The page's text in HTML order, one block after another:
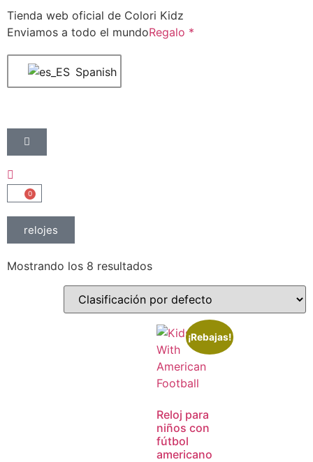
Tienda web oficial de Colori Kidz
Enviamos a todo el mundoRegalo *
Spanish
0
relojes
Mostrando los 8 resultados
¡Rebajas!
Reloj para
niños con
fútbol
americano